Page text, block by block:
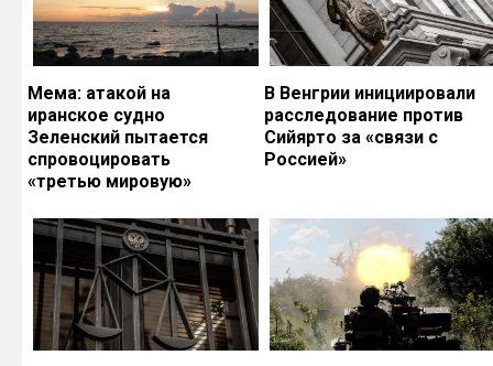
Мема: атакой на
иранское судно
Зеленский пытается
спровоцировать
«третью мировую»
В Венгрии инициировали
расследование против
Сийярто за «связи с
Россией»